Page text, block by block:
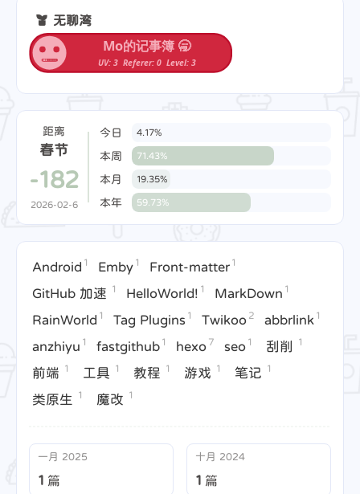
无聊湾
距离
春节
-182
2026-02-6
今日 4.17%
本周 71.43%
本月 19.35%
本年 59.73%
Android 1 Emby 1 Front-matter 1
GitHub 加速 1 HelloWorld! 1 MarkDown 1
RainWorld 1 Tag Plugins 1 Twikoo 2 abbrlink 1
anzhiyu 1 fastgithub 1 hexo 7 seo 1 刮削 1
前端 1 工具 1 教程 1 游戏 1 笔记 1
类原生 1 魔改 1
一月 2025
1 篇
十月 2024
1 篇